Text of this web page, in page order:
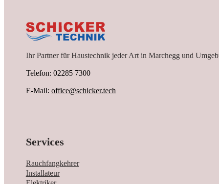
Ihr Partner für Haustechnik jeder Art in Marchegg und
Telefon: 02285 7300
E-Mail: office@schicker.tech
Services
Rauchfangkehrer
Installateur